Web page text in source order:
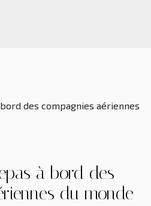
des compagnies aériennes
à bord des
du monde